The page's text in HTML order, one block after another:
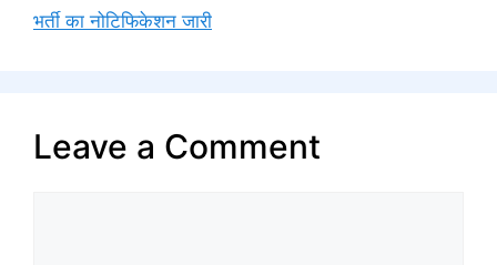
भर्ती का नोटिफिकेशन जारी
Leave a Comment